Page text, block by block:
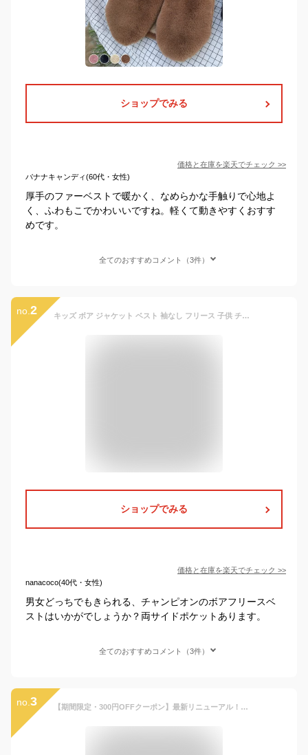
ショップでみる
価格と在庫を楽天でチェック >>
バナナキャンディ(60代・女性)
厚手のファーベストで暖かく、なめらかな手触りで心地よ
く、ふわもこでかわいいですね。軽くて動きやすくおすす
めです。
全てのおすすめコメント（3件）
no. 2 キッズ ボア ジャケット ベスト 袖なし フリース 子供 チャンピオン 100cm〜160cm ( 子供服 男の子 女の子 冬 トップス 上着 羽織り もこもこ ユニセックス)【在庫限り】
ショップでみる
価格と在庫を楽天でチェック >>
nanacoco(40代・女性)
男女どっちでもきられる、チャンピオンのボアフリースベ
ストはいかがでしょうか？両サイドポケットあります。
全てのおすすめコメント（3件）
no. 3 【期間限定・300円OFFクーポン】最新リニューアル！ボアベスト ボア ベスト キッズ 子供服 子ども 男の子 女の子 アウター ベスト もこもこ ふわふわ ボア ベビーベスト こども 上着 防寒 羽織り 両面起毛 フリース 保育園 幼稚園 通園 無地 可愛い送料無料